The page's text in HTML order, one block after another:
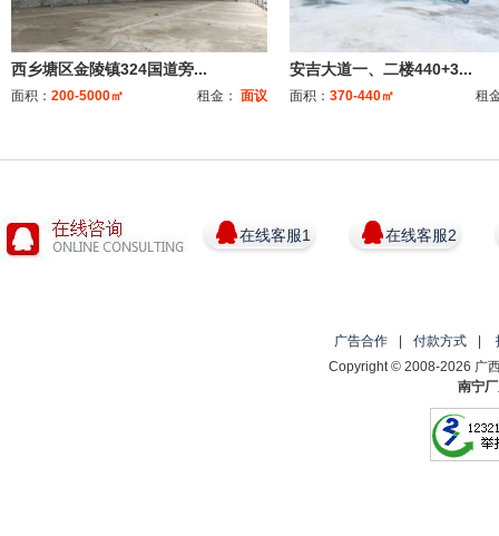
西乡塘区金陵镇324国道旁...
面积： 200-5000㎡ 租金： 面议
安吉大道一、二楼440+3...
面积： 370-440㎡ 租
在线客服1 在线客服2
广告合作 付款方式
Copyright © 2008-2026 广
南宁